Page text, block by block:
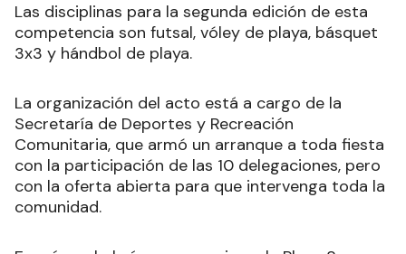
Las disciplinas para la segunda edición de esta
competencia son futsal, vóley de playa, básquet
3x3 y hándbol de playa.
La organización del acto está a cargo de la
Secretaría de Deportes y Recreación
Comunitaria, que armó un arranque a toda fiesta
con la participación de las 10 delegaciones, pero
con la oferta abierta para que intervenga toda la
comunidad.